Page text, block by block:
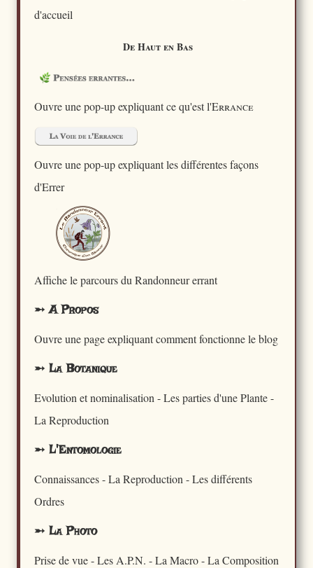
d'accueil
De Haut en Bas
Ouvre une pop-up expliquant ce qu'est l'Errance
Ouvre une pop-up expliquant les différentes façons
d'Errer
Affiche le parcours du Randonneur errant
➵ A Propos
Ouvre une page expliquant comment fonctionne le blog
➵ La Botanique
Evolution et nominalisation - Les parties d'une Plante -
La Reproduction
➵ L'Entomologie
Connaissances - La Reproduction - Les différents
Ordres
➵ La Photo
Prise de vue - Les A.P.N. - La Macro - La Composition